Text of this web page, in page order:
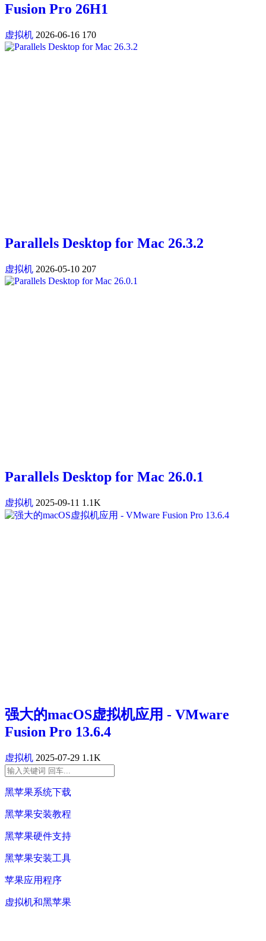
Fusion Pro 26H1
虚拟机 2026-06-16 170
Parallels Desktop for Mac 26.3.2
虚拟机 2026-05-10 207
Parallels Desktop for Mac 26.0.1
虚拟机 2025-09-11 1.1K
强大的macOS虚拟机应用 - VMware
Fusion Pro 13.6.4
虚拟机 2025-07-29 1.1K
黑苹果系统下载
黑苹果安装教程
黑苹果硬件支持
黑苹果安装工具
苹果应用程序
虚拟机和黑苹果